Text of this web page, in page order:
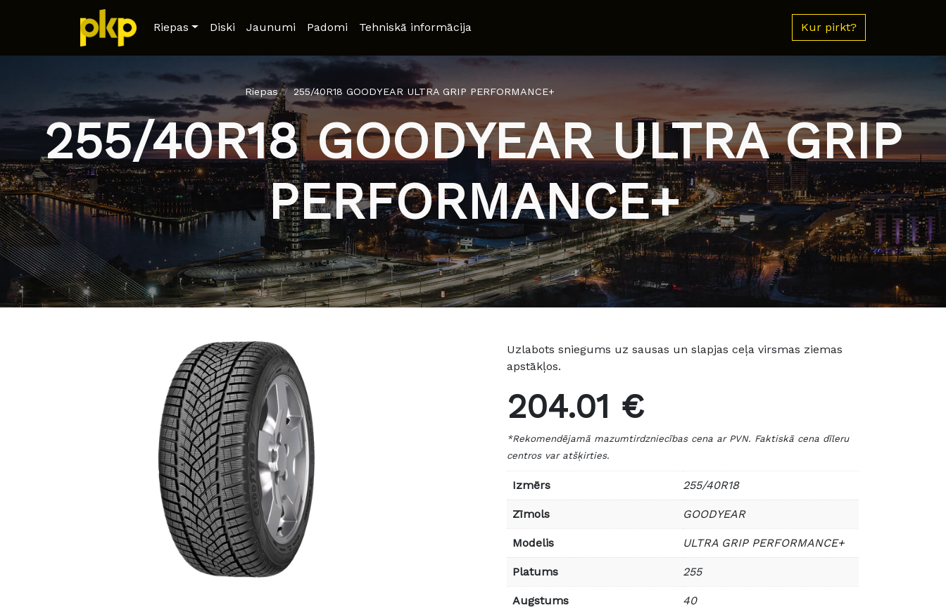
Riepas Diski Jaunumi Padomi Tehniskā informācija Kur pirkt?
Riepas 255/40R18 GOODYEAR ULTRA GRIP PERFORMANCE+
255/40R18 GOODYEAR ULTRA GRIP
PERFORMANCE+
Uzlabots sniegums uz sausas un slapjas ceļa virsmas ziemas
apstākļos.
204.01 €
*Rekomendējamā mazumtirdzniecības cena ar PVN. Faktiskā cena dīleru
centros var atšķirties.
Izmērs 255/40R18
Zīmols GOODYEAR
Modelis ULTRA GRIP PERFORMANCE+
Platums 255
Augstums 40